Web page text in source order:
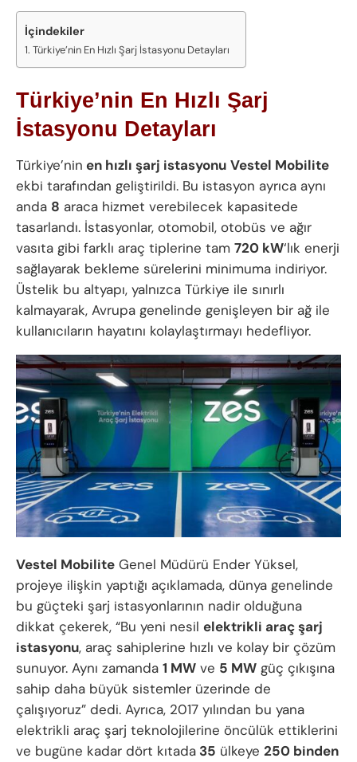
İçindekiler
Türkiye’nin En Hızlı Şarj İstasyonu Detayları
Türkiye’nin En Hızlı Şarj
İstasyonu Detayları
Türkiye’nin en hızlı şarj istasyonu Vestel Mobilite
ekbi tarafından geliştirildi. Bu istasyon ayrıca aynı
anda 8 araca hizmet verebilecek kapasitede
tasarlandı. İstasyonlar, otomobil, otobüs ve ağır
vasıta gibi farklı araç tiplerine tam 720 kW‘lık enerji
sağlayarak bekleme sürelerini minimuma indiriyor.
Üstelik bu altyapı, yalnızca Türkiye ile sınırlı
kalmayarak, Avrupa genelinde genişleyen bir ağ ile
kullanıcıların hayatını kolaylaştırmayı hedefliyor.
Vestel Mobilite Genel Müdürü Ender Yüksel,
projeye ilişkin yaptığı açıklamada, dünya genelinde
bu güçteki şarj istasyonlarının nadir olduğuna
dikkat çekerek, “Bu yeni nesil elektrikli araç şarj
istasyonu, araç sahiplerine hızlı ve kolay bir çözüm
sunuyor. Aynı zamanda 1 MW ve 5 MW güç çıkışına
sahip daha büyük sistemler üzerinde de
çalışıyoruz” dedi. Ayrıca, 2017 yılından bu yana
elektrikli araç şarj teknolojilerine öncülük ettiklerini
ve bugüne kadar dört kıtada 35 ülkeye 250 binden